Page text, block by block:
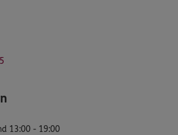
13:00 - 19:00